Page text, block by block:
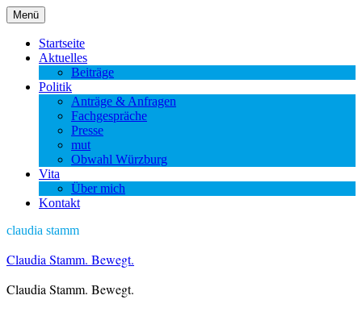
Zum
Inhalt
springen
Menü
Startseite
Aktuelles
Beiträge
Politik
Anträge & Anfragen
Fachgespräche
Presse
mut
Obwahl Würzburg
Vita
Über mich
Kontakt
claudia stamm
Claudia Stamm. Bewegt.
Claudia Stamm. Bewegt.